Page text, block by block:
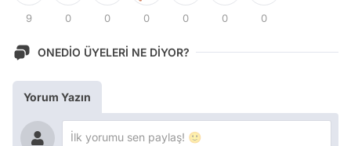
9 0 0 0 0 0 0
ONEDİO ÜYELERİ NE DİYOR?
Yorum Yazın